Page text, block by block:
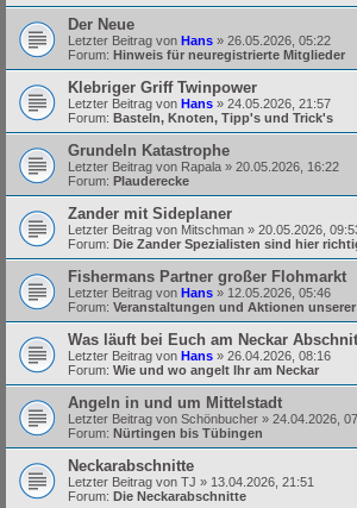
Der Neue
Letzter Beitrag von Hans » 26.05.2026, 05:22
Forum: Hinweis für neuregistrierte Mitglieder
Klebriger Griff Twinpower
Letzter Beitrag von Hans » 24.05.2026, 21:57
Forum: Basteln, Knoten, Tipp's und Trick's
Grundeln Katastrophe
Letzter Beitrag von Rapala » 20.05.2026, 16:22
Forum: Plauderecke
Zander mit Sideplaner
Letzter Beitrag von Mitschman » 20.05.2026,
Forum: Die Zander Spezialisten sind hier
Fishermans Partner großer Flohmarkt
Letzter Beitrag von Hans » 12.05.2026, 05:46
Forum: Veranstaltungen und Aktionen
Was läuft bei Euch am Neckar
Letzter Beitrag von Hans » 26.04.2026, 08:16
Forum: Wie und wo angelt Ihr am Neckar
Angeln in und um Mittelstadt
Letzter Beitrag von Schönbucher » 24.04.2026,
Forum: Nürtingen bis Tübingen
Neckarabschnitte
Letzter Beitrag von TJ » 13.04.2026, 21:51
Forum: Die Neckarabschnitte